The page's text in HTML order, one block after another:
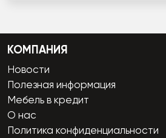
КОМПАНИЯ
Новости
Полезная информация
Мебель в кредит
О нас
Политика конфиденциальности